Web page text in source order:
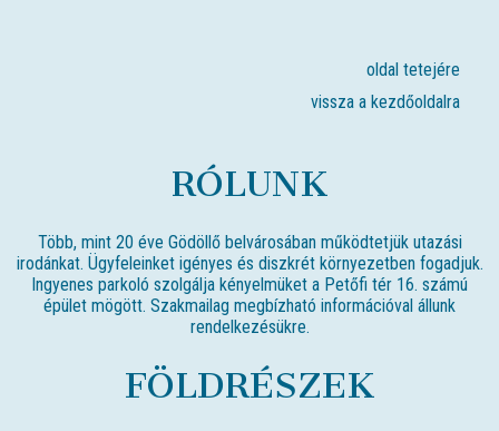
oldal tetejére
vissza a kezdőoldalra
RÓLUNK
Több, mint 20 éve Gödöllő belvárosában működtetjük utazási
irodánkat. Ügyfeleinket igényes és diszkrét környezetben fogadjuk.
Ingyenes parkoló szolgálja kényelmüket a Petőfi tér 16. számú
épület mögött. Szakmailag megbízható információval állunk
rendelkezésükre.
FÖLDRÉSZEK